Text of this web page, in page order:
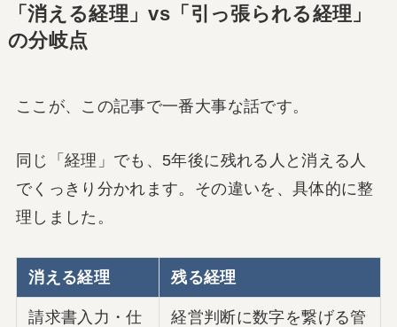
「消える経理」vs「引っ張られる経理」
の分岐点
ここが、この記事で一番大事な話です。
同じ「経理」でも、5年後に残れる人と消える人
でくっきり分かれます。その違いを、具体的に整
理しました。
消える経理 残る経理
請求書入力・仕
経営判断に数字を繋げる管